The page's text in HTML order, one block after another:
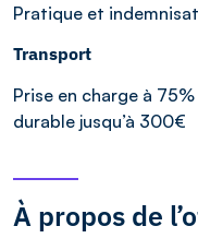
Pratique et
Transport
Prise en charge à
durable jusqu’à 300€
À propos de